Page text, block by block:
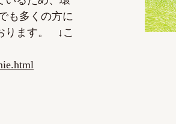
も多くの方に
ります。 ↓こ